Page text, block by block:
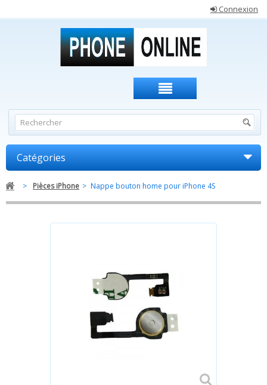
Connexion
Catégories
> Pièces iPhone > Nappe bouton home pour iPhone 4S